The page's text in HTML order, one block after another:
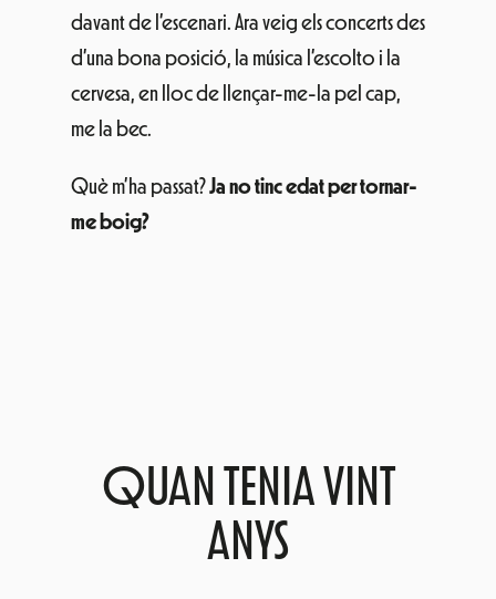
davant de l’escenari. Ara veig els concerts des
d’una bona posició, la música l’escolto i la
cervesa, en lloc de llençar-me-la pel cap,
me la bec.
Què m’ha passat?Ja no tinc edat per tornar-
me boig?
QUAN TENIA VINT
ANYS